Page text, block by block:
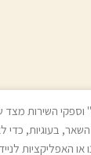
טל) 2022 | האתר נבנה
השירות מצד
השאר, בעוגיות,
או האפליקציות